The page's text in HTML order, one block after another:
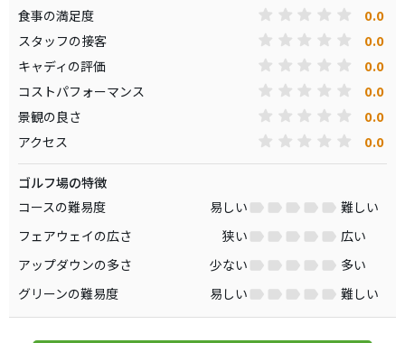
食事の満足度 0.0
スタッフの接客 0.0
キャディの評価 0.0
コストパフォーマンス 0.0
景観の良さ 0.0
アクセス 0.0
ゴルフ場の特徴
コースの難易度
易しい
難しい
フェアウェイの広さ
狭い
広い
アップダウンの多さ
少ない
多い
グリーンの難易度
易しい 難しい